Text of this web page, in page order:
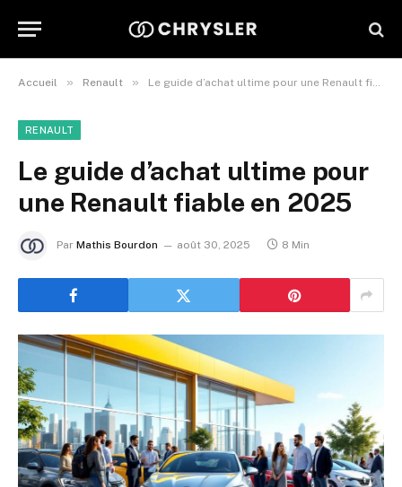
Accueil » Renault » Le guide d’achat ultime pour une Renault fiable en 2025
RENAULT
Le guide d’achat ultime pour
une Renault fiable en 2025
Par Mathis Bourdon août 30, 2025 8 Min